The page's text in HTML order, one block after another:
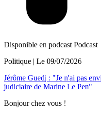
Disponible en podcast Podcast
Politique | Le 09/07/2026
Jérôme Guedj : "Je n'ai pas
judiciaire de Marine Le Pen"
Bonjour chez vous !